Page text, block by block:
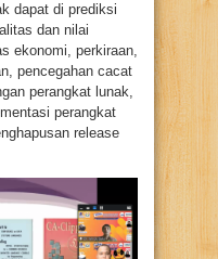
dapat di prediksi
dan nilai
ekonomi, perkiraan,
pencegahan cacat
perangkat lunak,
perangkat
release